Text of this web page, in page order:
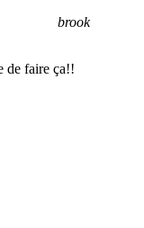
brook
de faire ça!!